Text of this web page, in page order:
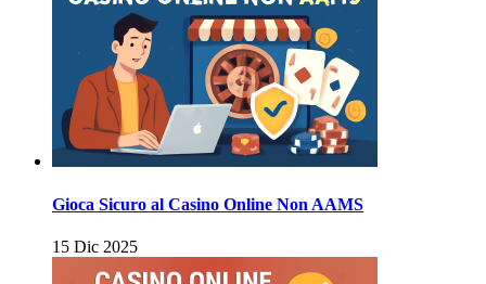
Gioca Sicuro al Casino Online Non AAMS
15 Dic 2025